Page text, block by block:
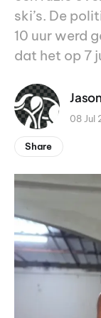
ski’s. De
10 uur werd
dat het op 7
08 Jul
Share